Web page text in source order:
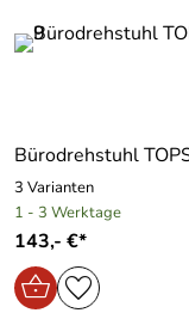
Bürodrehstuhl
3 Varianten
1 - 3 Werktage
143,- €*